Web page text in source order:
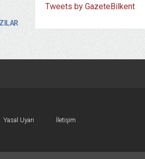
Tweets by GazeteBilkent
Yasal Uyarı İletişim